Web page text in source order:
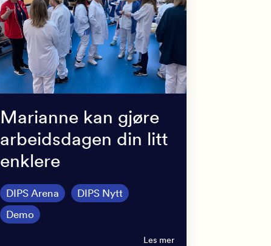
Marianne kan gjøre
arbeidsdagen din litt
enklere
DIPS Arena
DIPS Nytt
Demo
Les mer